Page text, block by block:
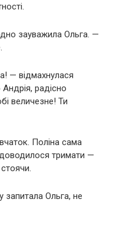
зауважила Ольга. —
— відмахнулася
радісно
величезне! Ти
Поліна сама
доводилося тримати —
запитала Ольга, не